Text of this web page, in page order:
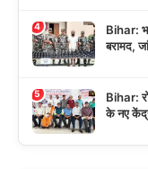
4
Bihar:
बरामद,
5
Bihar:
के नए